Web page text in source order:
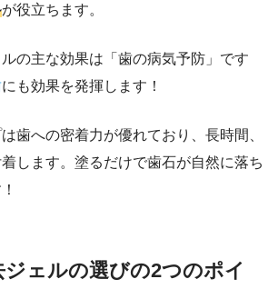
が役立ちます。
の主な効果は「歯の病気予防」です
にも効果を発揮します！
歯への密着力が優れており、長時間、
します。塗るだけで歯石が自然に落ち
ジェルの選びの2つのポイ